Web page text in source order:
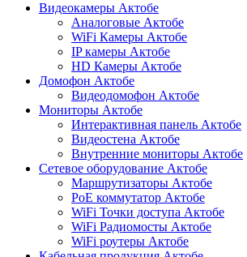
Видеокамеры Актобе
Аналоговые Актобе
WiFi Камеры Актобе
IP камеры Актобе
HD Камеры Актобе
Домофон Актобе
Видеодомофон Актобе
Мониторы Актобе
Интерактивная панель Актобе
Видеостена Актобе
Внутренние мониторы Актобе
Сетевое оборудование Актобе
Маршрутизаторы Актобе
PoE коммутатор Актобе
WiFi Точки доступа Актобе
WiFi Радиомосты Актобе
WiFi роутеры Актобе